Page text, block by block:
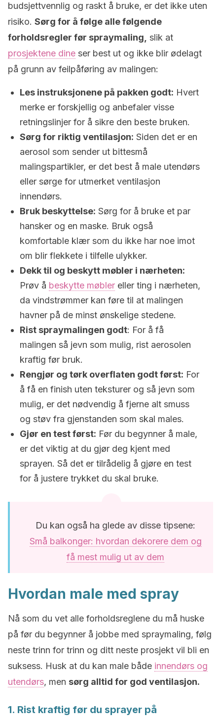
budsjettvennlig og raskt å bruke, er det ikke uten
risiko. Sørg for å følge alle følgende
forholdsregler før spraymaling, slik at
prosjektene dine ser best ut og ikke blir ødelagt
på grunn av feilpåføring av malingen:
Les instruksjonene på pakken godt: Hvert
merke er forskjellig og anbefaler visse
retningslinjer for å sikre den beste bruken.
Sørg for riktig ventilasjon: Siden det er en
aerosol som sender ut bittesmå
malingspartikler, er det best å male utendørs
eller sørge for utmerket ventilasjon
innendørs.
Bruk beskyttelse: Sørg for å bruke et par
hansker og en maske. Bruk også
komfortable klær som du ikke har noe imot
om blir flekkete i tilfelle ulykker.
Dekk til og beskytt møbler i nærheten:
Prøv å beskytte møbler eller ting i nærheten,
da vindstrømmer kan føre til at malingen
havner på de minst ønskelige stedene.
Rist spraymalingen godt: For å få
malingen så jevn som mulig, rist aerosolen
kraftig før bruk.
Rengjør og tørk overflaten godt først: For
å få en finish uten teksturer og så jevn som
mulig, er det nødvendig å fjerne alt smuss
og støv fra gjenstanden som skal males.
Gjør en test først: Før du begynner å male,
er det viktig at du gjør deg kjent med
sprayen. Så det er tilrådelig å gjøre en test
for å justere trykket du skal bruke.
Du kan også ha glede av disse tipsene:
Små balkonger: hvordan dekorere dem og
få mest mulig ut av dem
Hvordan male med spray
Nå som du vet alle forholdsreglene du må huske
på før du begynner å jobbe med spraymaling, følg
neste trinn for trinn og ditt neste prosjekt vil bli en
suksess. Husk at du kan male både innendørs og
utendørs, men sørg alltid for god ventilasjon.
1. Rist kraftig før du sprayer på